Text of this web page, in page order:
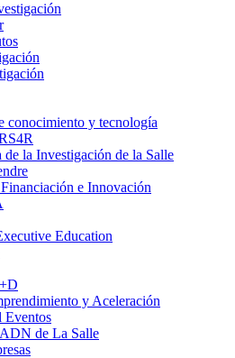
conocimiento y tecnología
de la Investigación de la Salle
e Innovación
Education
y Aceleración
Eventos
de La Salle